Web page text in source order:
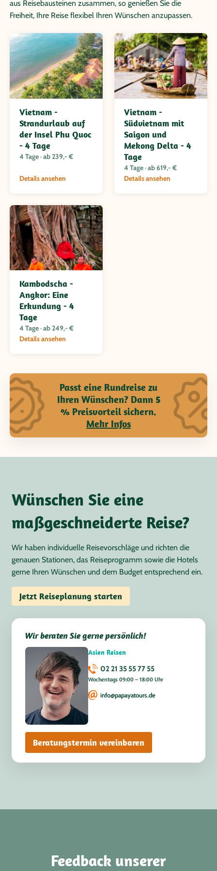
aus Reisebausteinen zusammen, so genießen Sie die
Freiheit, Ihre Reise flexibel Ihren Wünschen anzupassen.
Vietnam -
Strandurlaub auf
der Insel Phu Quoc
- 4 Tage
4 Tage · ab 239,- €
Details ansehen
Vietnam -
Südvietnam mit
Saigon und
Mekong Delta - 4
Tage
4 Tage · ab 619,- €
Details ansehen
Kambodscha -
Angkor: Eine
Erkundung - 4
Tage
4 Tage · ab 249,- €
Details ansehen
Passt eine Rundreise zu
Ihren Wünschen? Dann 5
% Preisvorteil sichern.
Mehr Infos
Wünschen Sie eine
maßgeschneiderte Reise?
Wir haben individuelle Reisevorschläge und richten die
genauen Stationen, das Reiseprogramm sowie die Hotels
gerne Ihren Wünschen und dem Budget entsprechend ein.
Jetzt Reiseplanung starten
Wir beraten Sie gerne persönlich!
Asien Reisen
02 21 35 55 77 55
Wochentags 09:00 – 18:00 Uhr
info@papayatours.de
Beratungstermin vereinbaren
Feedback unserer